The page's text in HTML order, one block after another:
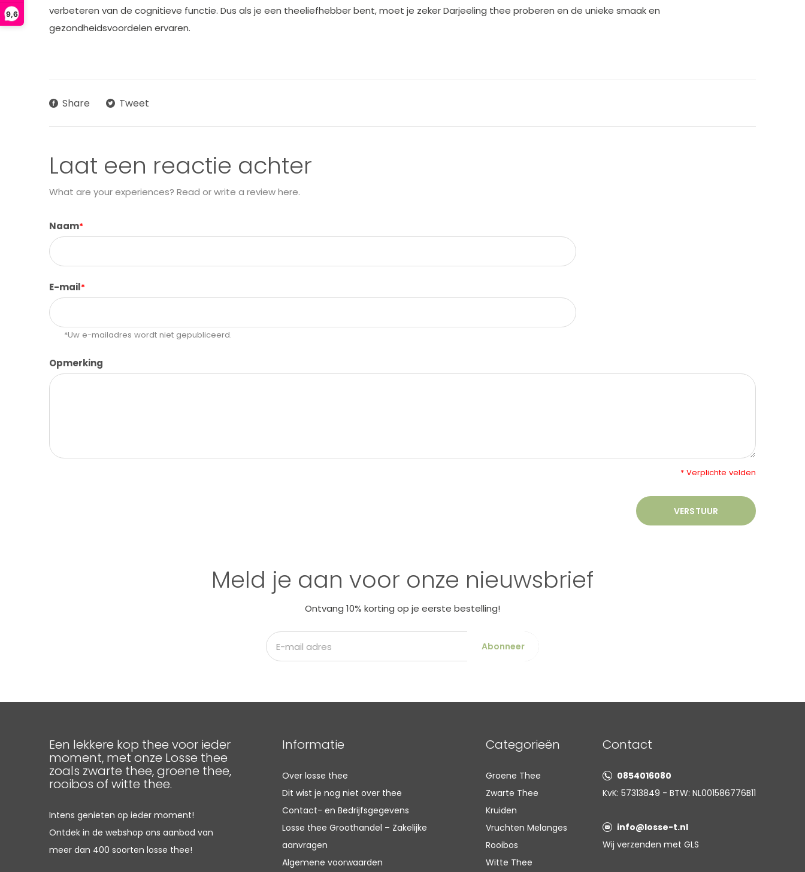
9,6
verbeteren van de cognitieve functie. Dus als je een theeliefhebber bent, moet je zeker Darjeeling thee proberen en de unieke smaak en
gezondheidsvoordelen ervaren.
Share Tweet
Laat een reactie achter
What are your experiences? Read or write a review here.
Naam*
E-mail*
*Uw e-mailadres wordt niet gepubliceerd.
Opmerking
* Verplichte velden
VERSTUUR
Meld je aan voor onze nieuwsbrief
Ontvang 10% korting op je eerste bestelling!
Abonneer
Een lekkere kop thee voor ieder
moment, met onze Losse thee
zoals zwarte thee, groene thee,
rooibos of witte thee.
Intens genieten op ieder moment!
Ontdek in de webshop ons aanbod van
meer dan 400 soorten losse thee!
Informatie
Over losse thee
Dit wist je nog niet over thee
Contact- en Bedrijfsgegevens
Losse thee Groothandel – Zakelijke
aanvragen
Algemene voorwaarden
Categorieën
Groene Thee
Zwarte Thee
Kruiden
Vruchten Melanges
Rooibos
Witte Thee
Contact
0854016080
KvK: 57313849 - BTW: NL001586776B11
info@losse-t.nl
Wij verzenden met GLS